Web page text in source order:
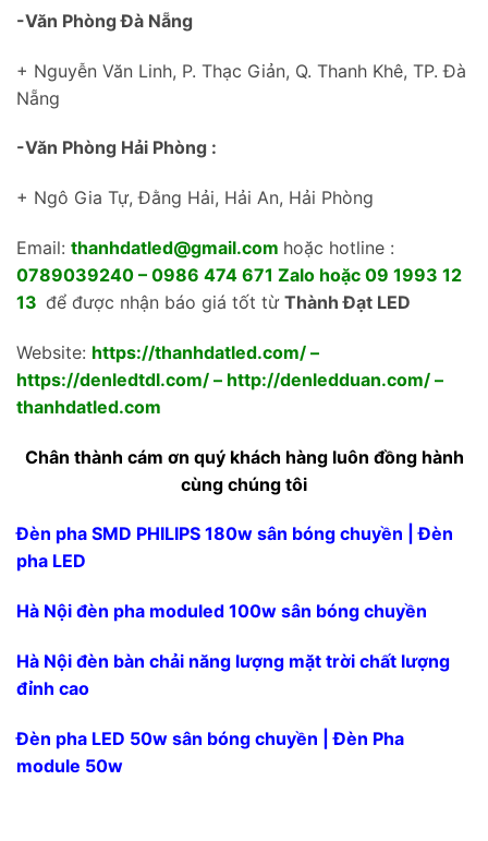
Skip
to
content
-Văn Phòng Đà Nẵng
+ Nguyễn Văn Linh, P. Thạc Giản, Q. Thanh Khê, TP. Đà
Nẵng
-Văn Phòng Hải Phòng :
+ Ngô Gia Tự, Đằng Hải, Hải An, Hải Phòng
Email: thanhdatled@gmail.com hoặc hotline :
0789039240 – 0986 474 671 Zalo hoặc 09 1993 12
13 để được nhận báo giá tốt từ Thành Đạt LED
Website: https://thanhdatled.com/ –
https://denledtdl.com/ – http://denledduan.com/ –
thanhdatled.com
Chân thành cám ơn quý khách hàng luôn đồng hành
cùng chúng tôi
Đèn pha SMD PHILIPS 180w sân bóng chuyền | Đèn
pha LED
Hà Nội đèn pha moduled 100w sân bóng chuyền
Hà Nội đèn bàn chải năng lượng mặt trời chất lượng
đỉnh cao
Đèn pha LED 50w sân bóng chuyền | Đèn Pha
module 50w